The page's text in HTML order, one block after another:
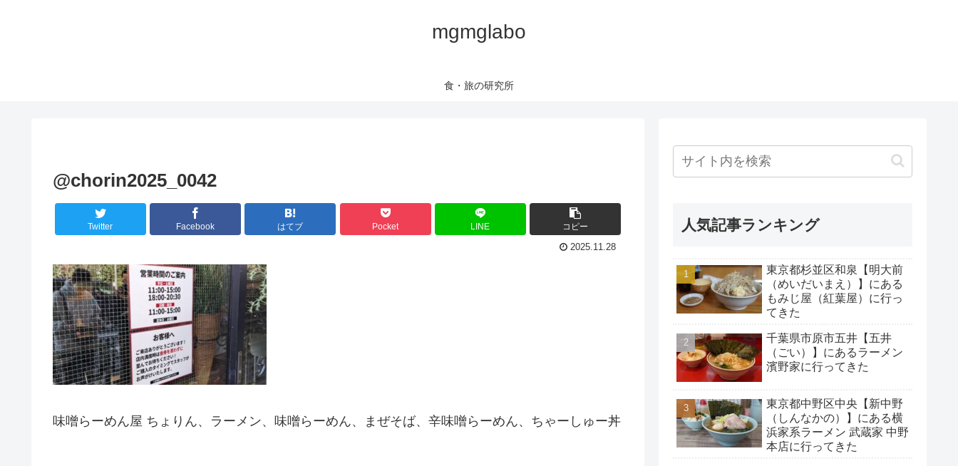
mgmglabo
食・旅の研究所
@chorin2025_0042
Twitter Facebook はてブ Pocket LINE コピー
2025.11.28
味噌らーめん屋 ちょりん、ラーメン、味噌らーめん、まぜそば、辛味噌らーめん、ちゃーしゅー丼
人気記事ランキング
東京都杉並区和泉【明大前
（めいだいまえ）】にある
もみじ屋（紅葉屋）に行っ
てきた
千葉県市原市五井【五井
（ごい）】にあるラーメン
濱野家に行ってきた
東京都中野区中央【新中野
（しんなかの）】にある横
浜家系ラーメン 武蔵家 中野
本店に行ってきた